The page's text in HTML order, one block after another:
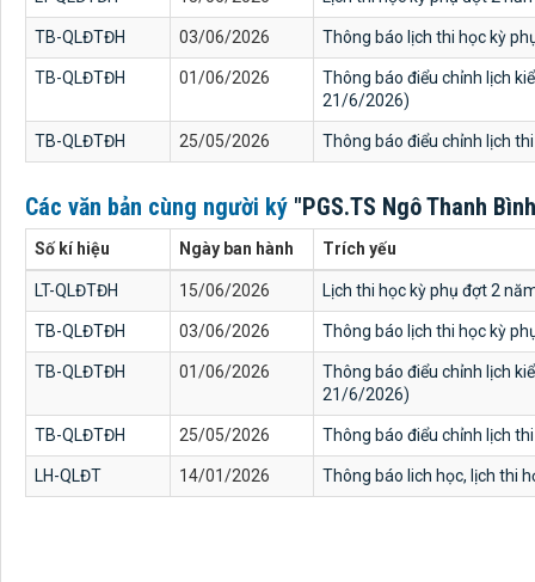
TB-QLĐTĐH 03/06/2026 Thông báo lịch thi học kỳ
TB-QLĐTĐH 01/06/2026
Thông báo điểu chỉnh lịch
21/6/2026)
TB-QLĐTĐH 25/05/2026 Thông báo điểu chỉnh lịch
Các văn bản cùng người ký "PGS.TS Ngô Thanh
Số kí hiệu Ngày ban hành Trích yếu
LT-QLĐTĐH 15/06/2026 Lịch thi học kỳ phụ đợt 2
TB-QLĐTĐH 03/06/2026 Thông báo lịch thi học kỳ
TB-QLĐTĐH 01/06/2026
Thông báo điểu chỉnh lịch
21/6/2026)
TB-QLĐTĐH 25/05/2026 Thông báo điểu chỉnh lịch
LH-QLĐT 14/01/2026 Thông báo lich học, lịch thi